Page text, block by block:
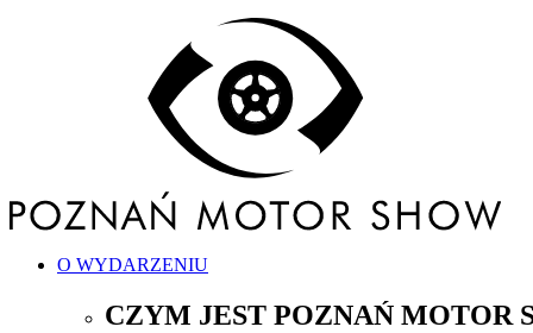
O WYDARZENIU
CZYM JEST POZNAŃ MOTOR